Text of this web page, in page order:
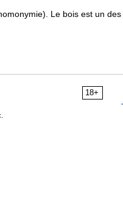
Le bois est un des
18+